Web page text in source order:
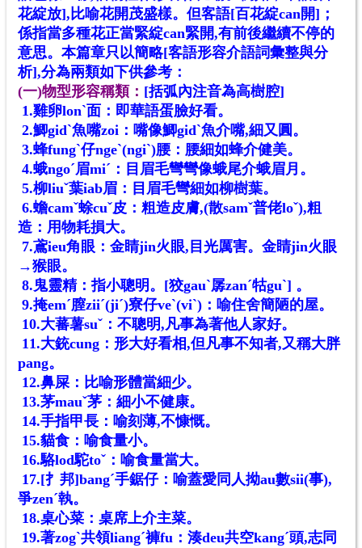
花綻放],比喻花開茂盛樣。但客語[百花綻can開]；
係指當多種花正當緊綻can緊開,有前後繼續不停的
意思。本篇章只以簡略[客語形容介語詞彙整與分
析],分為兩類如下供參考：
(一)物型形容稱類： [括弧內注音為高樹腔]
1.雞卵lonˋ面：即華語蛋臉好看。
2.鯽gidˋ魚嘴zoi：嘴像鯽gidˋ魚介嘴,細又圓。
3.蜂fungˋ仔ngeˋ(ngiˋ)腰：腰細如蜂介健美。
4.蛾ngoˊ眉miˊ：目眉毛彎彎像蛾尾介蛾眉月。
5.柳liuˇ葉iab眉：目眉毛彎細如柳樹葉。
6.蟾camˇ蜍cuˇ皮：粗造皮膚,(散samˇ普佬loˇ),粗
造：用物耗損大。
7.鳶ieu角眼：金睛jin火眼,目光厲害。金睛jin火眼
→猴眼。
8.鬼靈精：指小聰明。[狡gauˋ孱zanˊ牯guˋ] 。
9.掩emˊ膣ziiˊ(jiˊ)寮仔veˋ(viˋ)：喻住舍簡陋的屋。
10.大蕃薯suˇ：不聰明,凡事為著他人家好。
11.大銃cung：形大好看相,但凡事不知者,又稱大胖
pang。
12.鼻屎：比喻形體當細少。
13.茅mauˇ茅：細小不健康。
14.手指甲長：喻刻薄,不慷慨。
15.貓食：喻食量小。
16.駱lod駝toˇ：喻食量當大。
17.[扌 邦]bangˊ手鋸仔：喻蓋愛同人拗au數sii(事),
爭zenˊ執。
18.桌心菜：桌席上介主菜。
19.著zogˋ共領liangˊ褲fu：湊deu共空kangˊ頭,志同